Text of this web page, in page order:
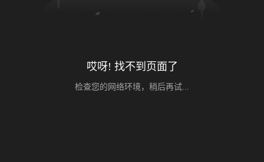
哎呀! 找不到页面了
检查您的网络环境，稍后再试...